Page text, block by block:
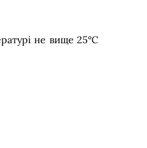
не вище 25°С